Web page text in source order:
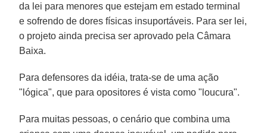
da lei para menores que estejam em estado terminal
e sofrendo de dores físicas insuportáveis. Para ser lei,
o projeto ainda precisa ser aprovado pela Câmara
Baixa.
Para defensores da idéia, trata-se de uma ação
"lógica", que para opositores é vista como "loucura".
Para muitas pessoas, o cenário que combina uma